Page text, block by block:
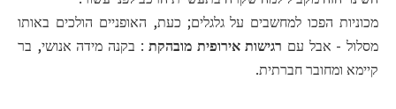
מכוניות הפכו למחשבים על גלגלים; כעת, האופניים הולכים באותו
מסלול - אבל עם רגישות אירופית מובהקת : בקנה מידה אנושי, בר
קיימא ומחובר חברתית.